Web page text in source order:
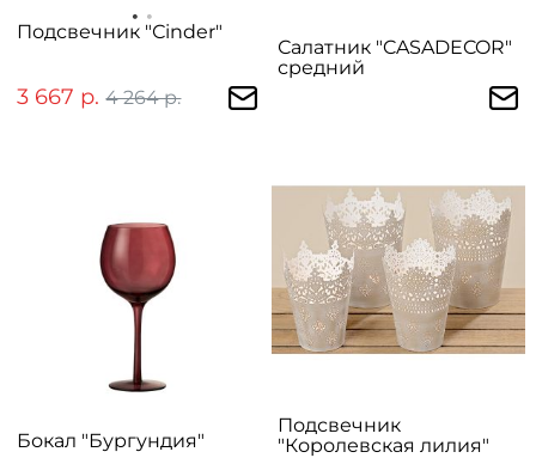
Подсвечник "Сinder"
3 667 р. 4 264 р.
Салатник "CASADECOR"
средний
Бокал "Бургундия"
Подсвечник
"Королевская лилия"